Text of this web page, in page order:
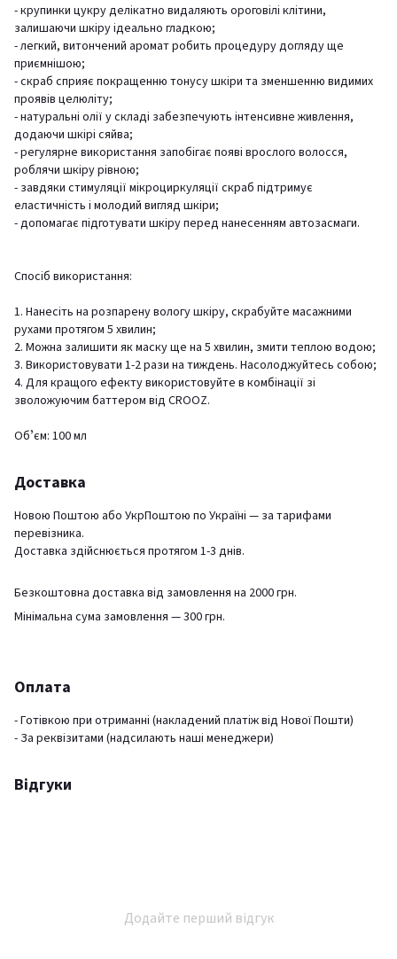
- крупинки цукру делікатно видаляють ороговілі клітини,
залишаючи шкіру ідеально гладкою;
- легкий, витончений аромат робить процедуру догляду ще
приємнішою;
- скраб сприяє покращенню тонусу шкіри та зменшенню видимих
проявів целюліту;
- натуральні олії у складі забезпечують інтенсивне живлення,
додаючи шкірі сяйва;
- регулярне використання запобігає появі врослого волосся,
роблячи шкіру рівною;
- завдяки стимуляції мікроциркуляції скраб підтримує
еластичність і молодий вигляд шкіри;
- допомагає підготувати шкіру перед нанесенням автозасмаги.
Спосіб використання:
1. Нанесіть на розпарену вологу шкіру, скрабуйте масажними
рухами протягом 5 хвилин;
2. Можна залишити як маску ще на 5 хвилин, змити теплою водою;
3. Використовувати 1-2 рази на тиждень. Насолоджуйтесь собою;
4. Для кращого ефекту використовуйте в комбінації зі
зволожуючим баттером від CROOZ.
Обʼєм: 100 мл
Доставка
Новою Поштою або УкрПоштою по Україні — за тарифами
перевізника.
Доставка здійснюється протягом 1-3 днів.
Безкоштовна доставка від замовлення на 2000 грн.
Мінімальна сума замовлення — 300 грн.
Оплата
- Готівкою при отриманні (накладений платіж від Нової Пошти)
- За реквізитами (надсилають наші менеджери)
Відгуки
Додайте перший відгук